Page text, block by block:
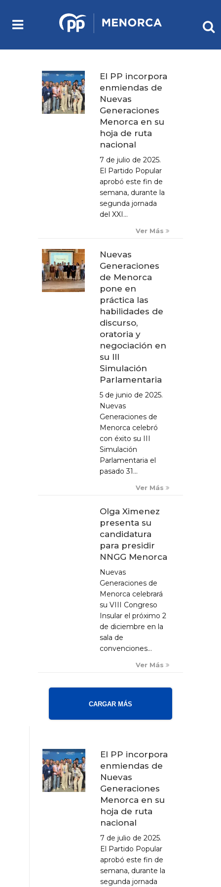
El PP incorpora
enmiendas de
Nuevas
Generaciones
Menorca en su
hoja de ruta
nacional
7 de julio de 2025.
El Partido Popular
aprobó este fin de
semana, durante la
segunda jornada
del XXI...
Ver Más
Nuevas
Generaciones
de Menorca
pone en
práctica las
habilidades de
discurso,
oratoria y
negociación en
su III
Simulación
Parlamentaria
5 de junio de 2025.
Nuevas
Generaciones de
Menorca celebró
con éxito su III
Simulación
Parlamentaria el
pasado 31...
Ver Más
Olga Ximenez
presenta su
candidatura
para presidir
NNGG Menorca
Nuevas
Generaciones de
Menorca celebrará
su VIII Congreso
Insular el próximo 2
de diciembre en la
sala de
convenciones...
Ver Más
CARGAR MÁS
El PP incorpora
enmiendas de
Nuevas
Generaciones
Menorca en su
hoja de ruta
nacional
7 de julio de 2025.
El Partido Popular
aprobó este fin de
semana, durante la
segunda jornada